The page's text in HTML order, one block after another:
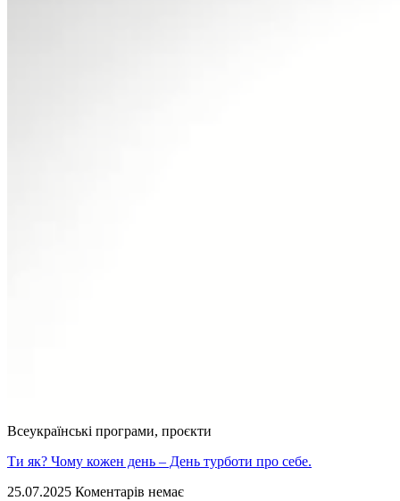
Всеукраїнські програми, проєкти
Ти як? Чому кожен день – День турботи про себе.
25.07.2025 Коментарів немає